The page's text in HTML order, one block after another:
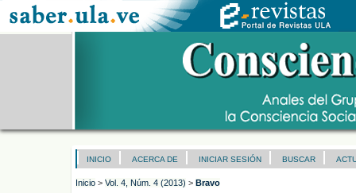
INICIO ACERCA DE INICIAR SESIÓN BUSCAR
Inicio > Vol. 4, Núm. 4 (2013) > Bravo